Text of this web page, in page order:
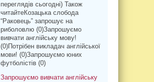
переглядів сьогодні) Також
читайтеКозацька слобода
“Раковець” запрошує на
риболовлю (0)Запрошуємо
вивчати англійську мову!
(0)Потрібен викладач англійської
мови! (0)Запрошуємо юних
футболістів (0)
Запрошуємо вивчати англійську